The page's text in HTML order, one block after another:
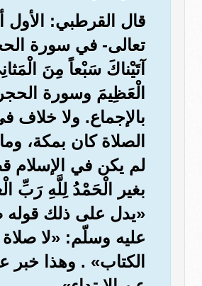
قال القرطبي: الأول
تعالى- في سورة
آتَيْناكَ سَبْعاً مِنَ
الْعَظِيمَ وسورة
بالإجماع. ولا
الصلاة كان بمكة،
لم يكن في الإسلام
بغير الْحَمْدُ لِلَّهِ رَبِّ
«يدل على ذلك قوله
عليه وسلّم: «لا صلاة
الكتاب» . وهذا خبر